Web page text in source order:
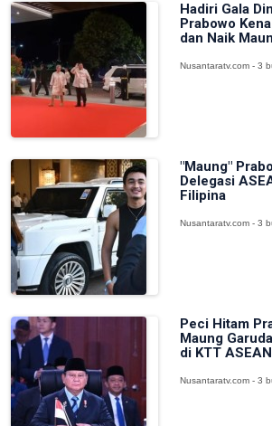
Hadiri Gala
Prabowo
dan Naik
Nusantaratv.com - 3
"Maung"
Delegasi
Filipina
Nusantaratv.com - 3
Peci Hitam
Maung
di KTT ASEAN
Nusantaratv.com - 3